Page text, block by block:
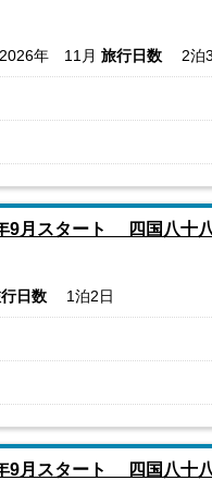
年 11月 旅行日数 2泊
9月スタート 四国八
日数 1泊2日
9月スタート 四国八